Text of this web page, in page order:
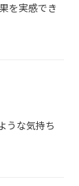
を実感でき
うな気持ち